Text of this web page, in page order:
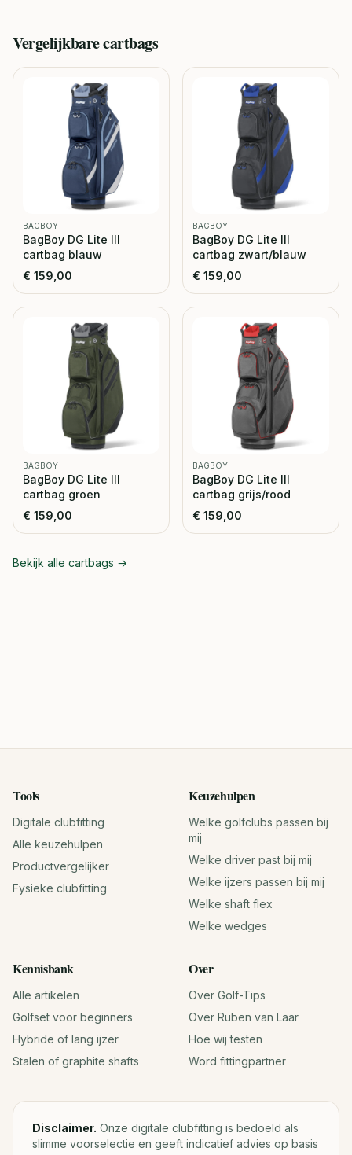
Vergelijkbarecartbags
BAGBOY
BagBoy DG Lite III
cartbag blauw
€ 159,00
BAGBOY
BagBoy DG Lite III
cartbag zwart/blauw
€ 159,00
BAGBOY
BagBoy DG Lite III
cartbag groen
€ 159,00
BAGBOY
BagBoy DG Lite III
cartbag grijs/rood
€ 159,00
Bekijk alle cartbags →
Tools
Digitale clubfitting
Alle keuzehulpen
Productvergelijker
Fysieke clubfitting
Keuzehulpen
Welke golfclubs passen bij
mij
Welke driver past bij mij
Welke ijzers passen bij mij
Welke shaft flex
Welke wedges
Kennisbank
Alle artikelen
Golfset voor beginners
Hybride of lang ijzer
Stalen of graphite shafts
Over
Over Golf-Tips
Over Ruben van Laar
Hoe wij testen
Word fittingpartner
Disclaimer. Onze digitale clubfitting is bedoeld als
slimme voorselectie en geeft indicatief advies op basis